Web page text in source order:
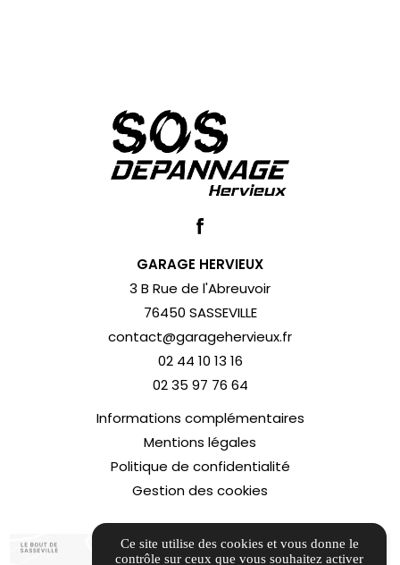
GARAGE HERVIEUX
3 B Rue de l'Abreuvoir
76450 SASSEVILLE
contact@garagehervieux.fr
02 44 10 13 16
02 35 97 76 64
Informations complémentaires
Mentions légales
Politique de confidentialité
Gestion des cookies
Ce site utilise des cookies et vous donne le
contrôle sur ceux que vous souhaitez activer